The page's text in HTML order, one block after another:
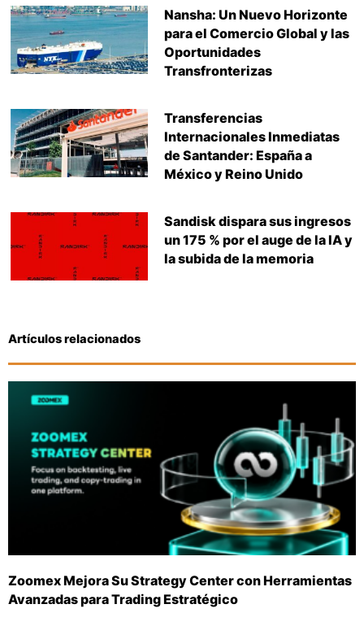
Nansha: Un Nuevo Horizonte
para el Comercio Global y las
Oportunidades
Transfronterizas
Transferencias
Internacionales Inmediatas
de Santander: España a
México y Reino Unido
Sandisk dispara sus ingresos
un 175 % por el auge de la IA y
la subida de la memoria
Artículos relacionados
Zoomex Mejora Su Strategy Center con Herramientas
Avanzadas para Trading Estratégico